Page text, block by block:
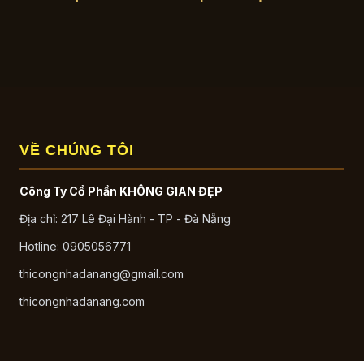
VỀ CHÚNG TÔI
Công Ty Cổ Phần KHÔNG GIAN ĐẸP
Địa chỉ: 217 Lê Đại Hành - TP - Đà Nẵng
Hotline: 0905056771
thicongnhadanang@gmail.com
thicongnhadanang.com